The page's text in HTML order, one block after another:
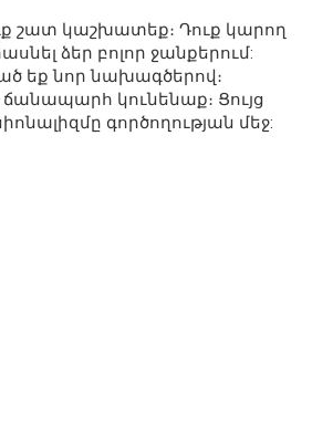
շատ կաշխատեք։ Դուք կարող
ձեր բոլոր ջանքերում:
եք նոր նախագծերով։
կունենաք։ Ցույց
գործողության մեջ: